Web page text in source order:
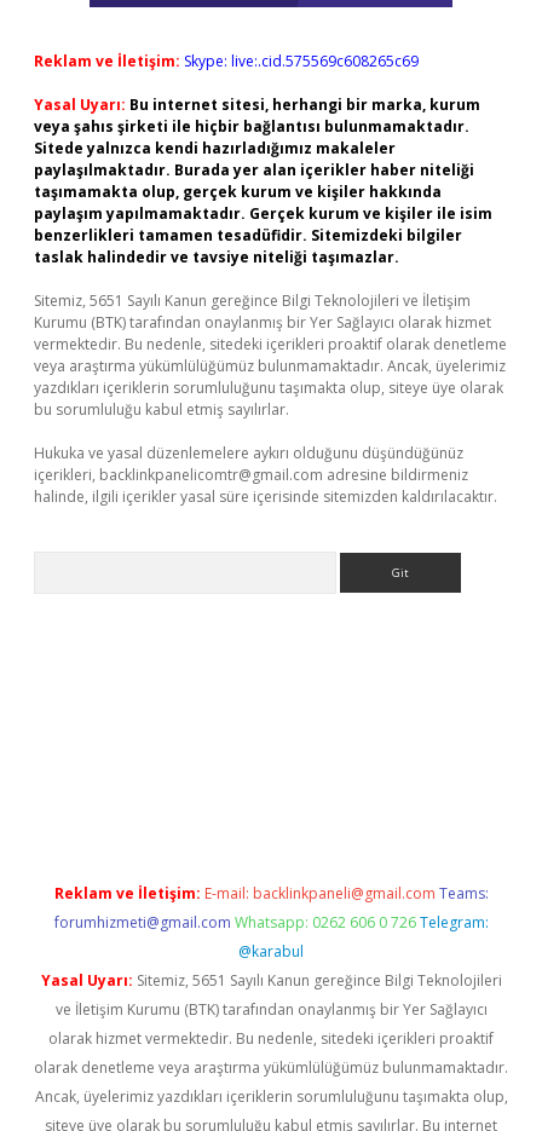
Reklam ve İletişim: Skype: live:.cid.575569c608265c69
Yasal Uyarı: Bu internet sitesi, herhangi bir marka, kurum
veya şahıs şirketi ile hiçbir bağlantısı bulunmamaktadır.
Sitede yalnızca kendi hazırladığımız makaleler
paylaşılmaktadır. Burada yer alan içerikler haber niteliği
taşımamakta olup, gerçek kurum ve kişiler hakkında
paylaşım yapılmamaktadır. Gerçek kurum ve kişiler ile isim
benzerlikleri tamamen tesadüfidir. Sitemizdeki bilgiler
taslak halindedir ve tavsiye niteliği taşımazlar.
Sitemiz, 5651 Sayılı Kanun gereğince Bilgi Teknolojileri ve İletişim
Kurumu (BTK) tarafından onaylanmış bir Yer Sağlayıcı olarak hizmet
vermektedir. Bu nedenle, sitedeki içerikleri proaktif olarak denetleme
veya araştırma yükümlülüğümüz bulunmamaktadır. Ancak, üyelerimiz
yazdıkları içeriklerin sorumluluğunu taşımakta olup, siteye üye olarak
bu sorumluluğu kabul etmiş sayılırlar.
Hukuka ve yasal düzenlemelere aykırı olduğunu düşündüğünüz
içerikleri, backlinkpanelicomtr@gmail.com adresine bildirmeniz
halinde, ilgili içerikler yasal süre içerisinde sitemizden kaldırılacaktır.
Reklam ve İletişim: E-mail: backlinkpaneli@gmail.com Teams:
forumhizmeti@gmail.com Whatsapp: 0262 606 0 726 Telegram:
@karabul
Yasal Uyarı: Sitemiz, 5651 Sayılı Kanun gereğince Bilgi Teknolojileri
ve İletişim Kurumu (BTK) tarafından onaylanmış bir Yer Sağlayıcı
olarak hizmet vermektedir. Bu nedenle, sitedeki içerikleri proaktif
olarak denetleme veya araştırma yükümlülüğümüz bulunmamaktadır.
Ancak, üyelerimiz yazdıkları içeriklerin sorumluluğunu taşımakta olup,
siteye üye olarak bu sorumluluğu kabul etmiş sayılırlar. Bu internet